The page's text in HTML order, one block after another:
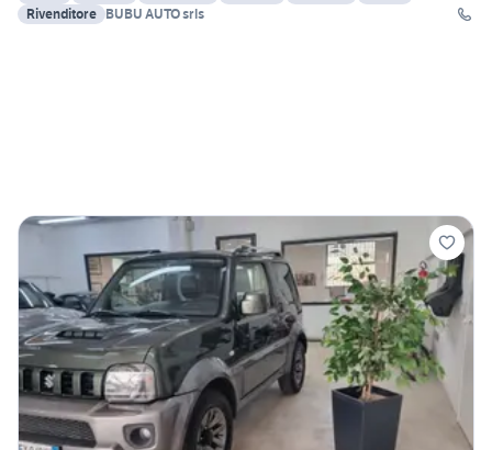
Rivenditore BUBU AUTO srls